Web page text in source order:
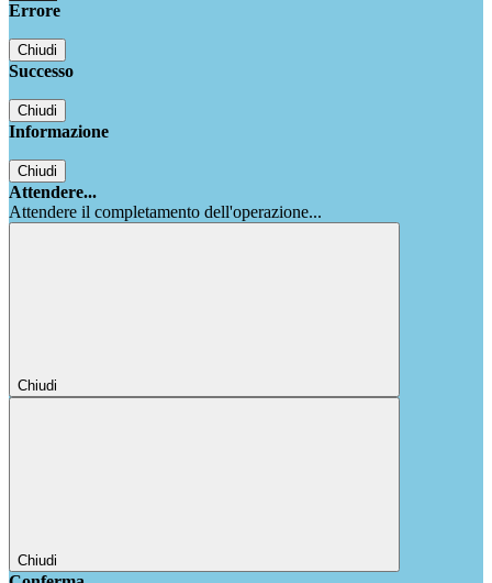
Errore
Chiudi
Successo
Chiudi
Informazione
Chiudi
Attendere...
Attendere il completamento dell'operazione...
Chiudi
Chiudi